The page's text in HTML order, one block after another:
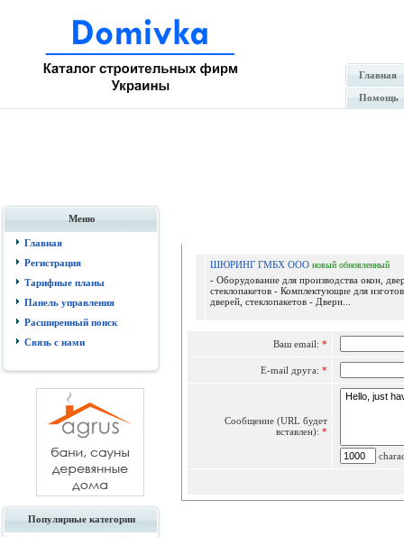
Главная
Помощь
Меню
Главная
Регистрация
Тарифные планы
Панель управления
Расширенный поиск
Связь с нами
Популярные категории
ШЮРИНГ ГМБХ ООО новый обновленный
- Оборудование для производства окон,
стеклопакетов - Комплектующие для
дверей, стеклопакетов - Двери...
Ваш email: *
E-mail друга: *
Сообщение (URL будет
вставлен): *